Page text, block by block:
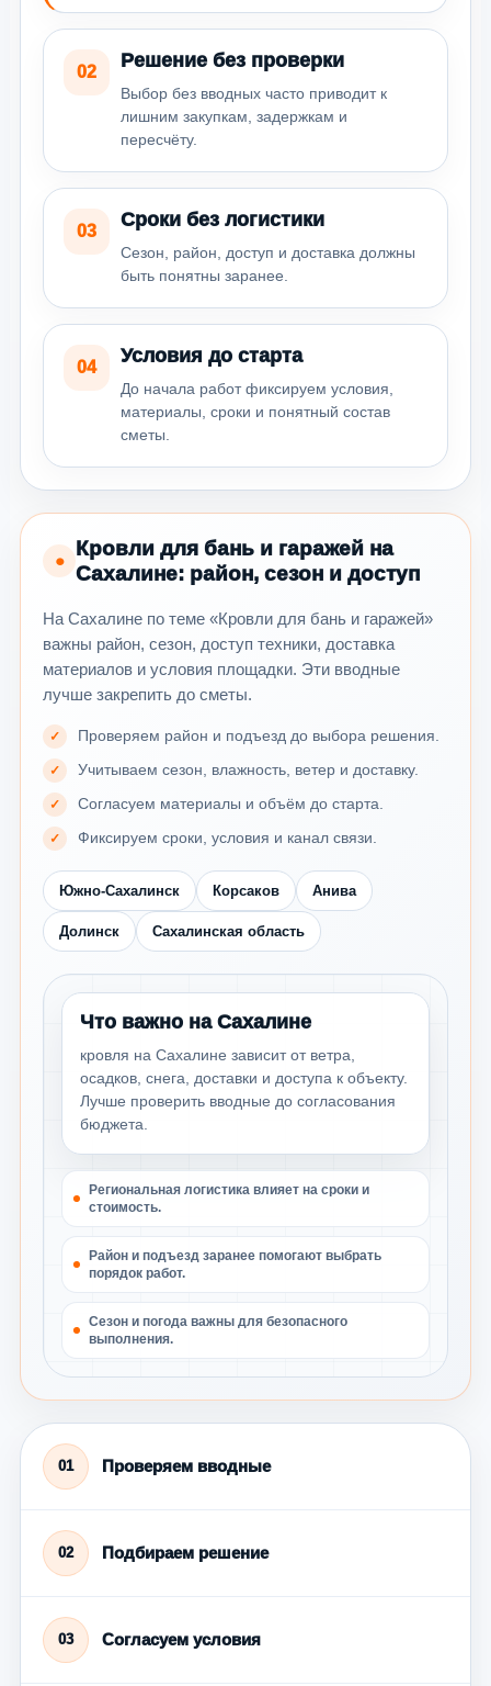
02
Решение без проверки
Выбор без вводных часто приводит к
лишним закупкам, задержкам и
пересчёту.
03
Сроки без логистики
Сезон, район, доступ и доставка должны
быть понятны заранее.
04
Условия до старта
До начала работ фиксируем условия,
материалы, сроки и понятный состав
сметы.
●
Кровли для бань и гаражей на
Сахалине: район, сезон и доступ
На Сахалине по теме «Кровли для бань и гаражей»
важны район, сезон, доступ техники, доставка
материалов и условия площадки. Эти вводные
лучше закрепить до сметы.
Проверяем район и подъезд до выбора решения.
Учитываем сезон, влажность, ветер и доставку.
Согласуем материалы и объём до старта.
Фиксируем сроки, условия и канал связи.
Южно-Сахалинск Корсаков Анива
Долинск Сахалинская область
Что важно на Сахалине
кровля на Сахалине зависит от ветра,
осадков, снега, доставки и доступа к объекту.
Лучше проверить вводные до согласования
бюджета.
Региональная логистика влияет на сроки и
стоимость.
Район и подъезд заранее помогают выбрать
порядок работ.
Сезон и погода важны для безопасного
выполнения.
01 Проверяем вводные
02 Подбираем решение
03 Согласуем условия